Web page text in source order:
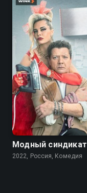
7.6
Модный синдикат
2022, Россия, Комедия